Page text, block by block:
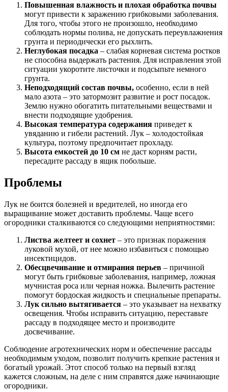
Повышенная влажность и плохая обработка почвы
могут привести к заражению грибковыми заболевания.
Для того, чтобы этого не произошло, необходимо
соблюдать нормы полива, не допускать переувлажнения
грунта и периодически его рыхлить.
Неглубокая посадка – слабая корневая система ростков
не способна выдержать растения. Для исправления этой
ситуации укоротите листочки и подсыпьте немного
грунта.
Неподходящий состав почвы, особенно, если в ней
мало азота – это затормозит развитие и рост посадок.
Землю нужно обогатить питательными веществами и
внести подходящие удобрения.
Высокая температура содержания приведет к
увяданию и гибели растений. Лук – холодостойкая
культура, поэтому предпочитает прохладу.
Высота емкостей до 10 см не даст корням расти,
пересадите рассаду в ящик побольше.
Проблемы
Лук не боится болезней и вредителей, но иногда его
выращивание может доставить проблемы. Чаще всего
огородники сталкиваются со следующими неприятностями:
Листва желтеет и сохнет – это признак поражения
луковой мухой, от нее можно избавиться с помощью
инсектицидов.
Обесцвечивание и отмирания перьев – причиной
могут быть грибковые заболевания, например, ложная
мучнистая роса или черная ножка. Вылечить растение
помогут бордоская жидкость и специальные препараты.
Лук сильно вытягивается – это указывает на нехватку
освещения. Чтобы исправить ситуацию, переставьте
рассаду в подходящее место и производите
досвечивание.
Соблюдение агротехнических норм и обеспечение рассады
необходимым уходом, позволит получить крепкие растения и
богатый урожай. Этот способ только на первый взгляд
кажется сложным, на деле с ним справятся даже начинающие
огородники.